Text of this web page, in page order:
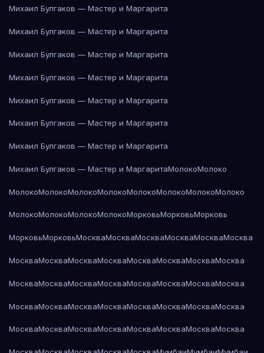
Михаил Булгаков — Мастер и Маргарита
Михаил Булгаков — Мастер и Маргарита
Михаил Булгаков — Мастер и Маргарита
Михаил Булгаков — Мастер и Маргарита
Михаил Булгаков — Мастер и Маргарита
Михаил Булгаков — Мастер и Маргарита
Михаил Булгаков — Мастер и Маргарита
Михаил Булгаков — Мастер и МаргаритаМолокоМолоко
МолокоМолокоМолокоМолокоМолокоМолокоМолокоМолоко
МолокоМолокоМолокоМолокоМорковьМорковьМорковь
МорковьМорковьМоскваМоскваМоскваМоскваМоскваМосква
МоскваМоскваМоскваМоскваМоскваМоскваМоскваМосква
МоскваМоскваМоскваМоскваМоскваМоскваМоскваМосква
МоскваМоскваМоскваМоскваМоскваМоскваМоскваМосква
МоскваМоскваМоскваМоскваМоскваМоскваМоскваМосква